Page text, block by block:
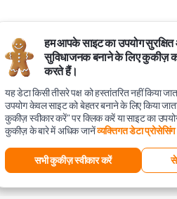
हम आपके साइट का उपयोग
सुविधाजनक बनाने के लिए कुकीज़
करते हैं।
यह डेटा किसी तीसरे पक्ष को हस्तांतरित नहीं किया
उपयोग केवल साइट को बेहतर बनाने के लिए किया
कुकीज़ स्वीकार करें" पर क्लिक करें या साइट का
कुकीज़ के बारे में अधिक जानेंव्यक्तिगत डेटा प्रोसेसिंग
सभी कुकीज़ स्वीकार करें